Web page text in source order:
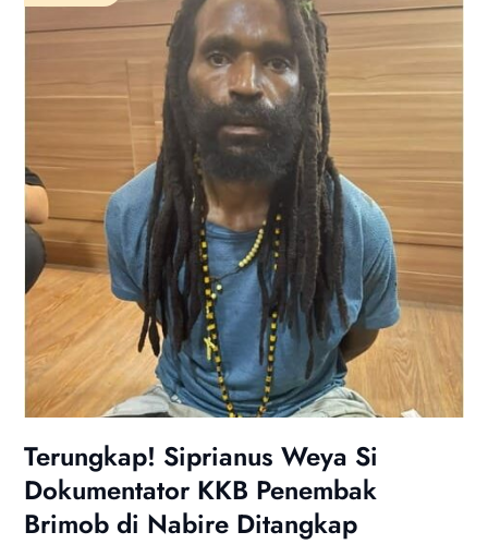
Terungkap! Siprianus Weya Si
Dokumentator KKB Penembak
Brimob di Nabire Ditangkap